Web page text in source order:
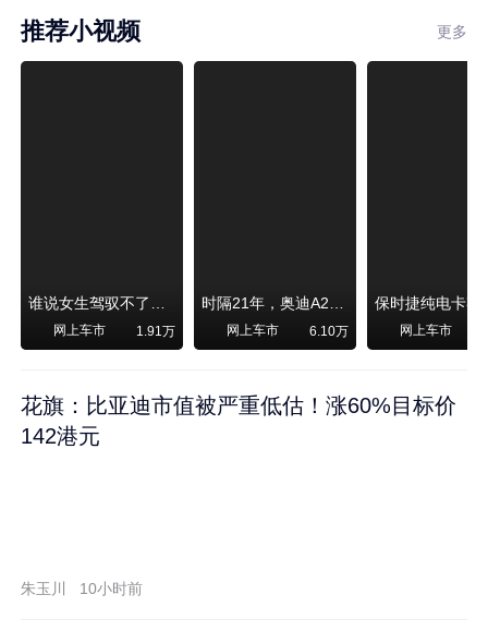
推荐小视频 更多
谁说女生驾驭不了大SUV？看我开问界M6驰骋坝上草原！
网上车市 1.91万
时隔21年，奥迪A2强势归来！
网上车市 6.10万 网上车市
花旗：比亚迪市值被严重低估！涨60%目标价
142港元
朱玉川 10小时前